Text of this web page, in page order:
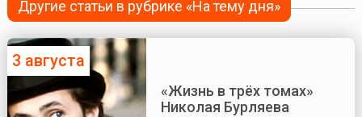
Другие статьи в рубрике «На тему дня»
3 августа
«Жизнь в трёх томах»
Николая Бурляева